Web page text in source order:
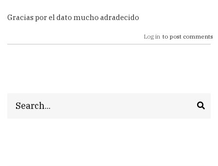
Gracias por el dato mucho adradecido
Log in to post comments